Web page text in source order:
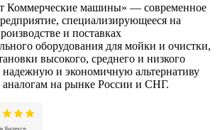
Коммерческие машины» — современное
специализирующееся на
и поставках
оборудования для мойки и очистки,
высокого, среднего и низкого
надежную и экономичную альтернативу
аналогам на рынке России и СНГ.